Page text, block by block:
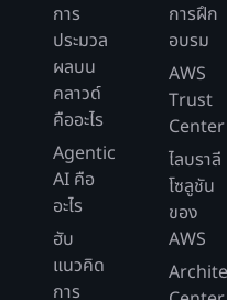
การ
ประมวล
ผลบน
คลาวด์
คืออะไร
Agentic
AI คือ
อะไร
ฮับ
แนวคิด
การ
การฝึก
อบรม
AWS
Trust
Center
ไลบราลี
โซลูชัน
ของ
AWS